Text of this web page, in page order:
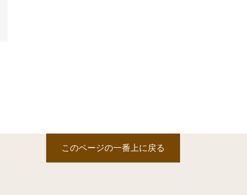
このページの一番上に戻る